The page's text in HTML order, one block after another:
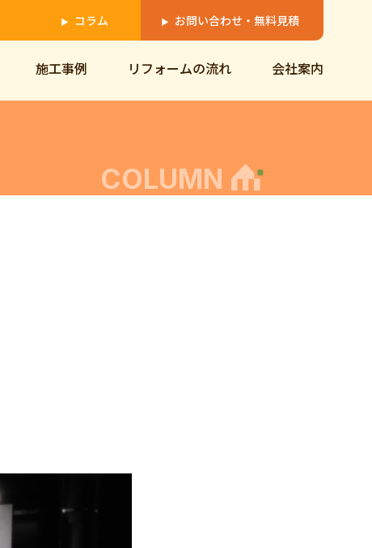
▶ コラム ▶ お問い合わせ・無料見積
施工事例 リフォームの流れ 会社案内
COLUMN